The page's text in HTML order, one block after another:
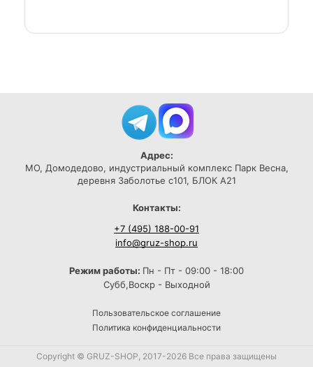
Адрес:
МО, Домодедово, индустриальный комплекс Парк Весна,
деревня Заболотье с101, БЛОК А21
Контакты:
+7 (495) 188-00-91
info@gruz-shop.ru
Режим работы: Пн - Пт - 09:00 - 18:00
Субб,Воскр - Выходной
Пользовательское соглашение
Политика конфиденциальности
Copyright © GRUZ-SHOP, 2017-2026 Все права защищены